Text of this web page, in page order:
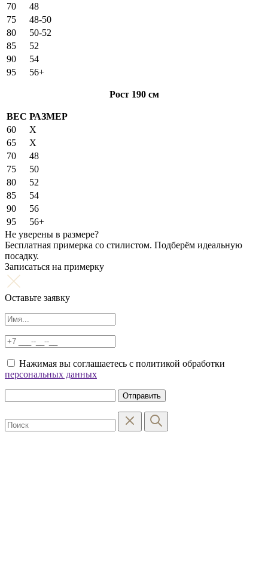
70
48
75
48-50
80
50-52
85
52
90
54
95
56+
Рост 190 см
ВЕС РАЗМЕР
60
X
65
X
70
48
75
50
80
52
85
54
90
56
95
56+
Не уверены в размере?
Бесплатная примерка со стилистом. Подберём идеальную
посадку.
Записаться на примерку
Оставьте заявку
Нажимая вы соглашаетесь с политикой обработки
персональных данных